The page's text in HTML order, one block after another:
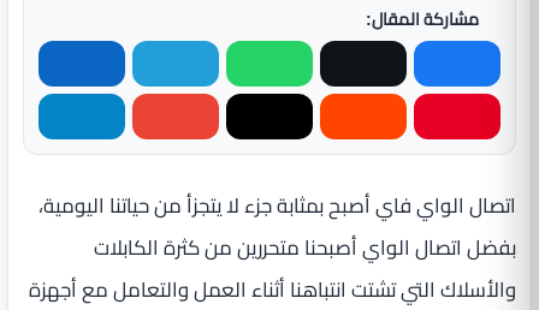
مشاركة المقال:
اتصال الواي فاي أصبح بمثابة جزء لا يتجزأ من حياتنا اليومية،
بفضل اتصال الواي أصبحنا متحررين من كثرة الكابلات
والأسلاك التي تشتت انتباهنا أثناء العمل والتعامل مع أجهزة